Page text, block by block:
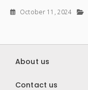
October 11, 2024
About us
Contact us